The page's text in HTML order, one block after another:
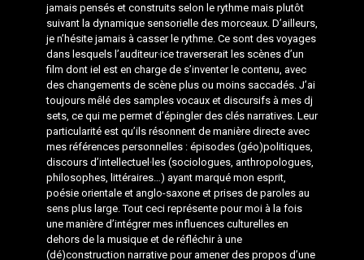
jamais pensés et construits selon le rythme mais plutôt
suivant la dynamique sensorielle des morceaux. D’ailleurs,
je n’hésite jamais à casser le rythme. Ce sont des voyages
dans lesquels l’auditeur·ice traverserait les scènes d’un
film dont iel est en charge de s’inventer le contenu, avec
des changements de scène plus ou moins saccadés. J’ai
toujours mêlé des samples vocaux et discursifs à mes dj
sets, ce qui me permet d’épingler des clés narratives. Leur
particularité est qu’ils résonnent de manière directe avec
mes références personnelles : épisodes (géo)politiques,
discours d’intellectuel·les (sociologues, anthropologues,
philosophes, littéraires…) ayant marqué mon esprit,
poésie orientale et anglo-saxone et prises de paroles au
sens plus large. Tout ceci représente pour moi à la fois
une manière d’intégrer mes influences culturelles en
dehors de la musique et de réfléchir à une
(dé)construction narrative pour amener des propos d’une